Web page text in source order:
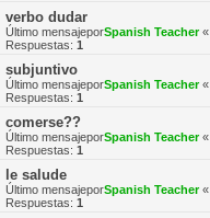
verbo dudar
Último mensajeporSpanish Teacher«
Respuestas: 1
subjuntivo
Último mensajeporSpanish Teacher«
Respuestas: 1
comerse??
Último mensajeporSpanish Teacher«
Respuestas: 1
le salude
Último mensajeporSpanish Teacher«
Respuestas: 1